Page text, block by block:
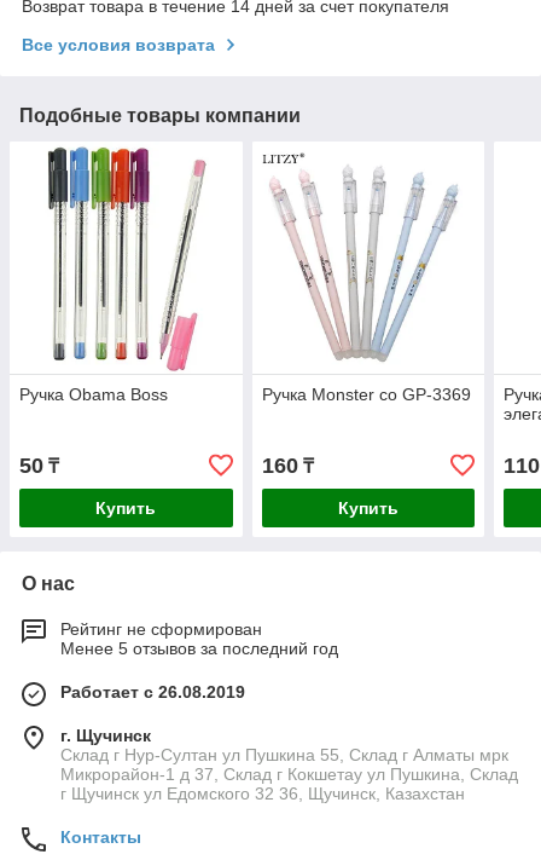
Возврат товара в течение 14 дней за счет покупателя
Все условия возврата
Подобные товары компании
Ручка Obama Boss
50 ₸
Купить
Ручка Monster co GP-3369
160₸
Купить
110
О нас
Рейтинг не сформирован
Менее 5 отзывов за последний год
Работает с 26.08.2019
г. Щучинск
Склад г Нур-Султан ул Пушкина 55, Склад г Алматы мрк
Микрорайон-1 д 37, Склад г Кокшетау ул Пушкина, Склад
г Щучинск ул Едомского 32 36, Щучинск, Казахстан
Контакты